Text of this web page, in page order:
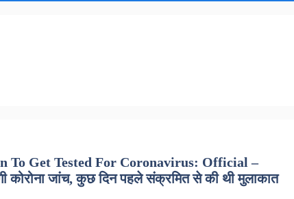
Get Tested For Coronavirus: Official –
कोरोना जांच, कुछ दिन पहले संक्रमित से की थी मुलाकात